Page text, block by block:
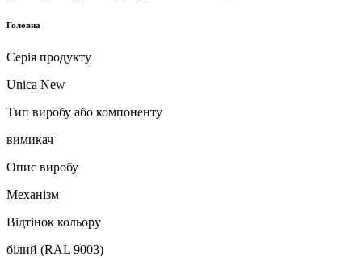
Головна
Серія продукту
Unica New
Тип виробу або компоненту
вимикач
Опис виробу
Механізм
Відтінок кольору
білий (RAL 9003)